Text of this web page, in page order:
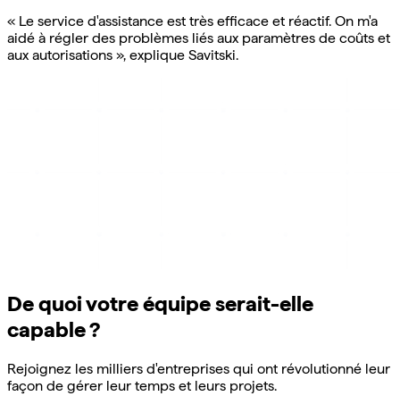
« Le service d'assistance est très efficace et réactif. On m'a
aidé à régler des problèmes liés aux paramètres de coûts et
aux autorisations », explique Savitski.
De quoi votre équipe serait-elle
capable ?
Rejoignez les milliers d'entreprises qui ont révolutionné leur
façon de gérer leur temps et leurs projets.